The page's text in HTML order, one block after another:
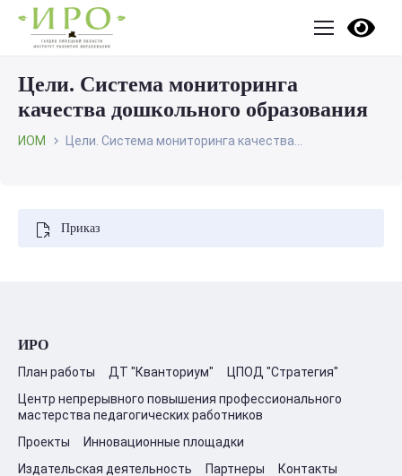
Цели. Система мониторинга
качества дошкольного образования
ИОМ Цели. Система мониторинга качества...
Приказ
ИРО
План работы ДТ "Кванториум"
ЦПОД "Стратегия"
Центр непрерывного повышения профессионального
мастерства педагогических работников
Проекты
Инновационные площадки
Издательская деятельность
Партнеры
Контакты